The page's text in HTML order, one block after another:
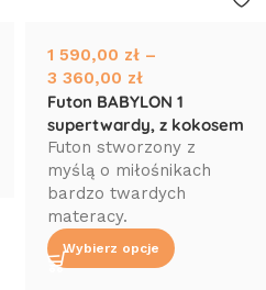
1 590,00 zł –
3 360,00 zł
Futon BABYLON 1
supertwardy, z kokosem
Futon stworzony z
myślą o miłośnikach
bardzo twardych
materacy.
Wybierz opcje